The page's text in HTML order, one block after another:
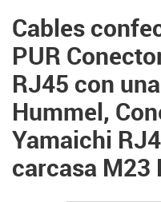
Cables
PUR
RJ45 con
Hummel,
Yamaichi
carcasa M23